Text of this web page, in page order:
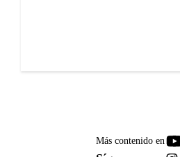
Más contenido en